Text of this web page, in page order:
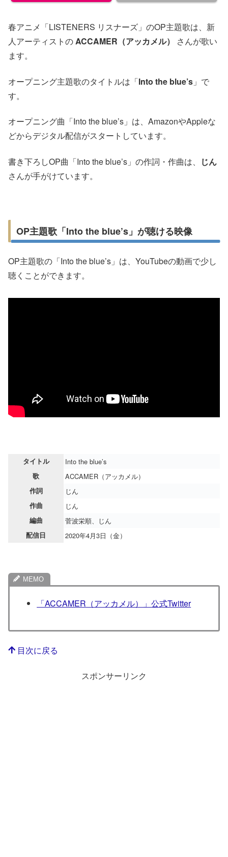
春アニメ「LISTENERS リスナーズ」のOP主題歌は、新
人アーティストのACCAMER（アッカメル）
さんが歌い
ます。
オープニング主題歌のタイトルは「Into the blue’s 」で
す。
オープニング曲「Into the blue’s」は、AmazonやAppleな
どからデジタル配信がスタートしています。
書き下ろしOP曲「Into the blue’s」の作詞・作曲は、
じん
さんが手がけています。
OP主題歌「Into the blue’s」が聴ける映像
OP主題歌の「Into the blue’s」は、YouTubeの動画で少し
聴くことができます。
タイトル Into the blue’s
歌 ACCAMER（アッカメル）
作詞 じん
作曲 じん
編曲 菅波栄順、じん
配信日 2020年4月3日（金）
「ACCAMER（アッカメル）」公式Twitter
目次に戻る
スポンサーリンク